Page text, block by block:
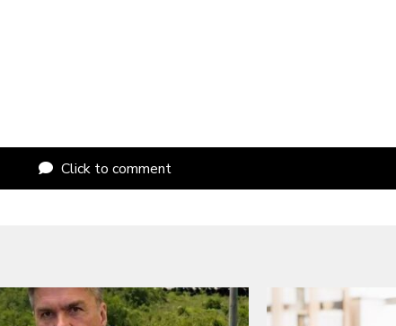
Click to comment